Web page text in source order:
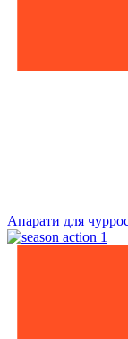
Апарати для